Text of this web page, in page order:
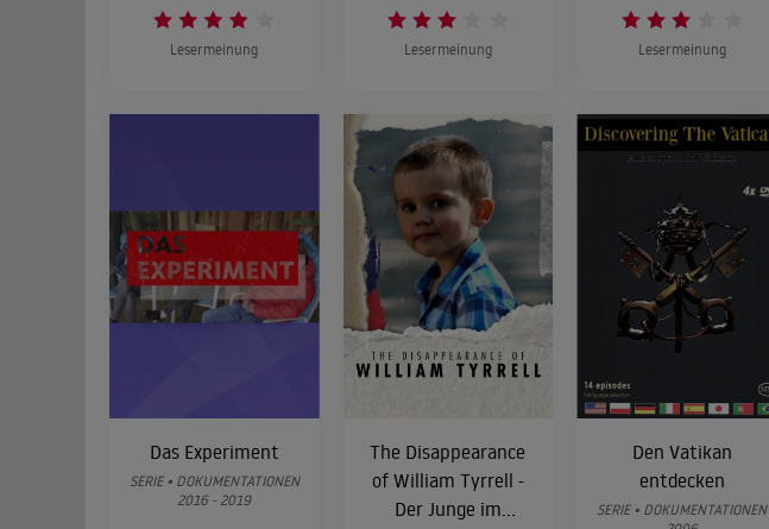
Lesermeinung Lesermeinung Lesermeinung
Das Experiment
SERIE • DOKUMENTATIONEN
2016 - 2019
The Disappearance
of William Tyrrell -
Der Junge im
Den Vatikan
entdecken
SERIE • DOKUMENTATIONEN